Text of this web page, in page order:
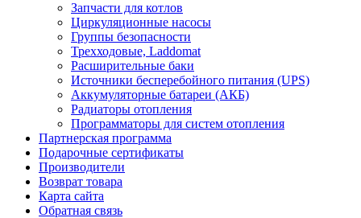
Запчасти для котлов
Циркуляционные насосы
Группы безопасности
Трехходовые, Laddomat
Расширительные баки
Источники бесперебойного питания (UPS)
Аккумуляторные батареи (АКБ)
Радиаторы отопления
Программаторы для систем отопления
Партнерская программа
Подарочные сертификаты
Производители
Возврат товара
Карта сайта
Обратная связь